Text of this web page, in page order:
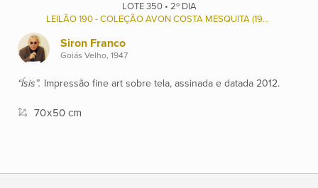
catálogo
Leilões
LOTE 350 • 2º DIA
LEILÃO 190 - COLEÇÃO AVON COSTA MESQUITA (1927/2003) E RENÉE ANTONIA FERREIRA MESQUITA (1932), E OUTROS.
Siron Franco
Goiás Velho, 1947
“Ísis”. Impressão fine art sobre tela, assinada e datada 2012.
70x50 cm